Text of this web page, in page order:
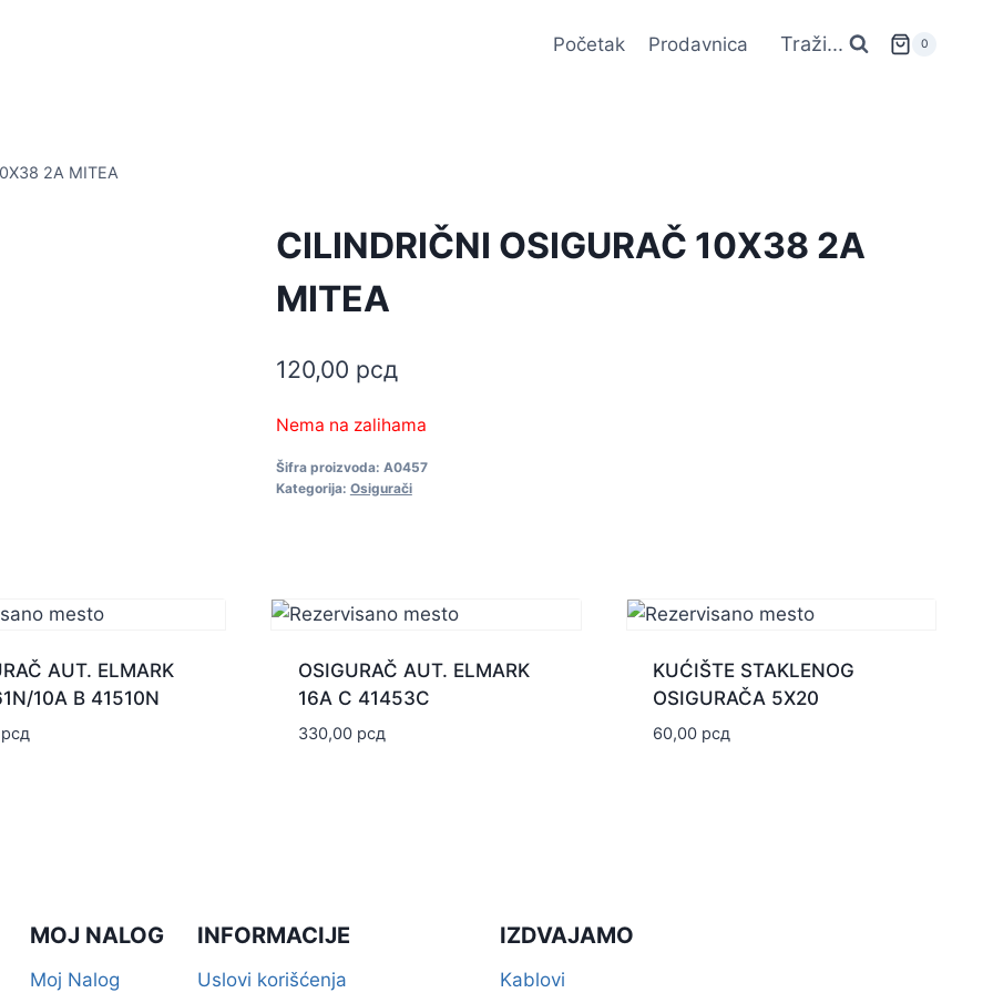
Početak Prodavnica Traži... 0
2A MITEA
CILINDRIČNI OSIGURAČ 10X38 2A
MITEA
120,00 рсд
Nema na zalihama
Šifra proizvoda: A0457
Kategorija: Osigurači
AUT. ELMARK
10A B 41510N
рсд
OSIGURAČ AUT. ELMARK
16A C 41453C
330,00 рсд
KUĆIŠTE STAKLENOG
OSIGURAČA 5X20
60,00 рсд
MOJ NALOG
Moj Nalog
INFORMACIJE
Uslovi korišćenja
IZDVAJAMO
Kablovi